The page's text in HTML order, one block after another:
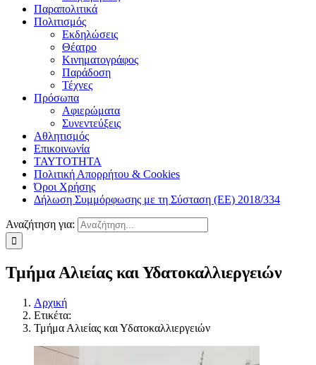
Παραπολιτικά
Πολιτισμός
Εκδηλώσεις
Θέατρο
Κινηματογράφος
Παράδοση
Τέχνες
Πρόσωπα
Αφιερώματα
Συνεντεύξεις
Αθλητισμός
Επικοινωνία
ΤΑΥΤΟΤΗΤΑ
Πολιτική Απορρήτου & Cookies
Όροι Χρήσης
Δήλωση Συμμόρφωσης με τη Σύσταση (ΕΕ) 2018/334
Αναζήτηση για:
Τμήμα Αλιείας και Υδατοκαλλιεργειών
Αρχική
Ετικέτα:
Τμήμα Αλιείας και Υδατοκαλλιεργειών